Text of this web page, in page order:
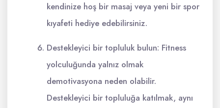
kendinize hoş bir masaj veya yeni bir spor
kıyafeti hediye edebilirsiniz.
Destekleyici bir topluluk bulun: Fitness
yolculuğunda yalnız olmak
demotivasyona neden olabilir.
Destekleyici bir topluluğa katılmak, aynı